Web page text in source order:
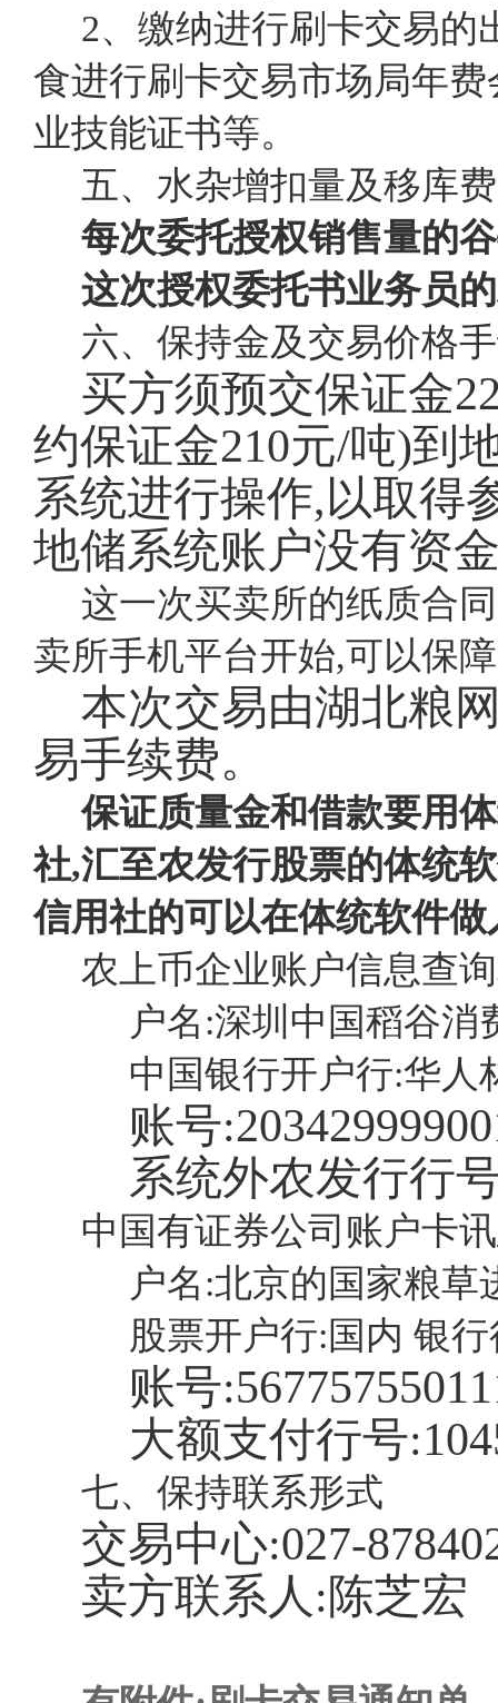
2、缴纳进行刷卡交易的
食进行刷卡交易市场局年
业技能证书等。
五、水杂增扣量及移库费
每次委托授权销售量的
这次授权委托书业务员
六、保持金及交易价格
买方须预交保证金
约保证金210元/吨)到
系统进行操作,以取得
地储系统账户没有资
这一次买卖所的纸质合
卖所手机平台开始,可以保
本次交易由湖北粮
易手续费。
保证质量金和借款要用
社,汇至农发行股票的体统
信用社的可以在体统软件
农上币企业账户信息查
户名:深圳中国稻谷消
中国银行开户行:华人
账号:
系统外农发行行
中国有证券公司账户卡
户名:北京的国家粮草
股票开户行:国内 银
账号:
大额支付行号:
七、保持联系形式
交易中心:027-
卖方联系人:陈芝宏